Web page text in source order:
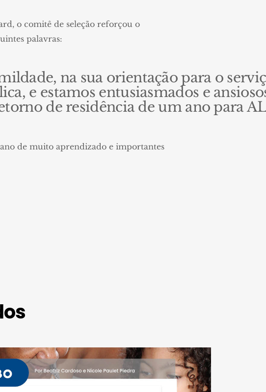
o comitê de seleção reforçou o
palavras:
na sua orientação para o
e estamos entusiasmados e
de residência de um ano para
de muito aprendizado e importantes